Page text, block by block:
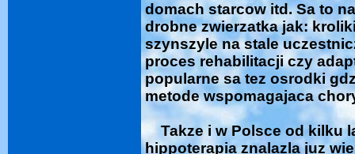
domach starcow itd. Sa to
drobne zwierzatka jak:
szynszyle na stale
proces rehabilitacji czy
popularne sa tez osrodki
metode wspomagajaca
Takze i w Polsce od kilku
hippoterapia znalazla juz